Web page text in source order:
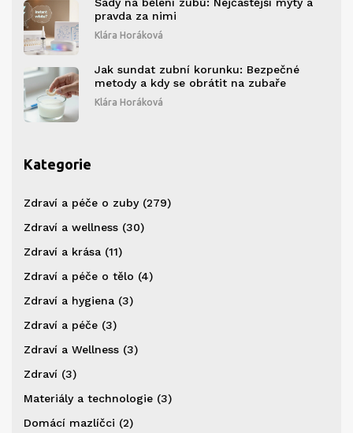
pravda za nimi
Klára Horáková
Jak sundat zubní korunku: Bezpečné
metody a kdy se obrátit na zubaře
Klára Horáková
Kategorie
Zdraví a péče o zuby (279)
Zdraví a wellness (30)
Zdraví a krása (11)
Zdraví a péče o tělo (4)
Zdraví a hygiena (3)
Zdraví a péče (3)
Zdraví a Wellness (3)
Zdraví (3)
Materiály a technologie (3)
Domácí mazlíčci (2)